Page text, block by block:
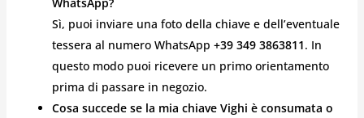
Sì, puoi inviare una foto della chiave e dell’eventuale
tessera al numero WhatsApp +39 349 3863811. In
questo modo puoi ricevere un primo orientamento
prima di passare in negozio.
Cosa succede se la mia chiave Vighi è consumata o